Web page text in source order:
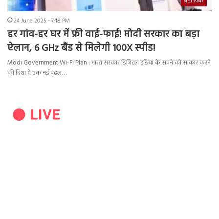
24 June 2025 - 7:18 PM
हर गांव-हर घर में फ्री वाई-फाई! मोदी सरकार का बड़ा
ऐलान, 6 GHz बैंड से मिलेगी 100X स्पीड!
Modi Government Wi-Fi Plan : भारत सरकार डिजिटल इंडिया के सपने को साकार करने
की दिशा में एक नई पहल…